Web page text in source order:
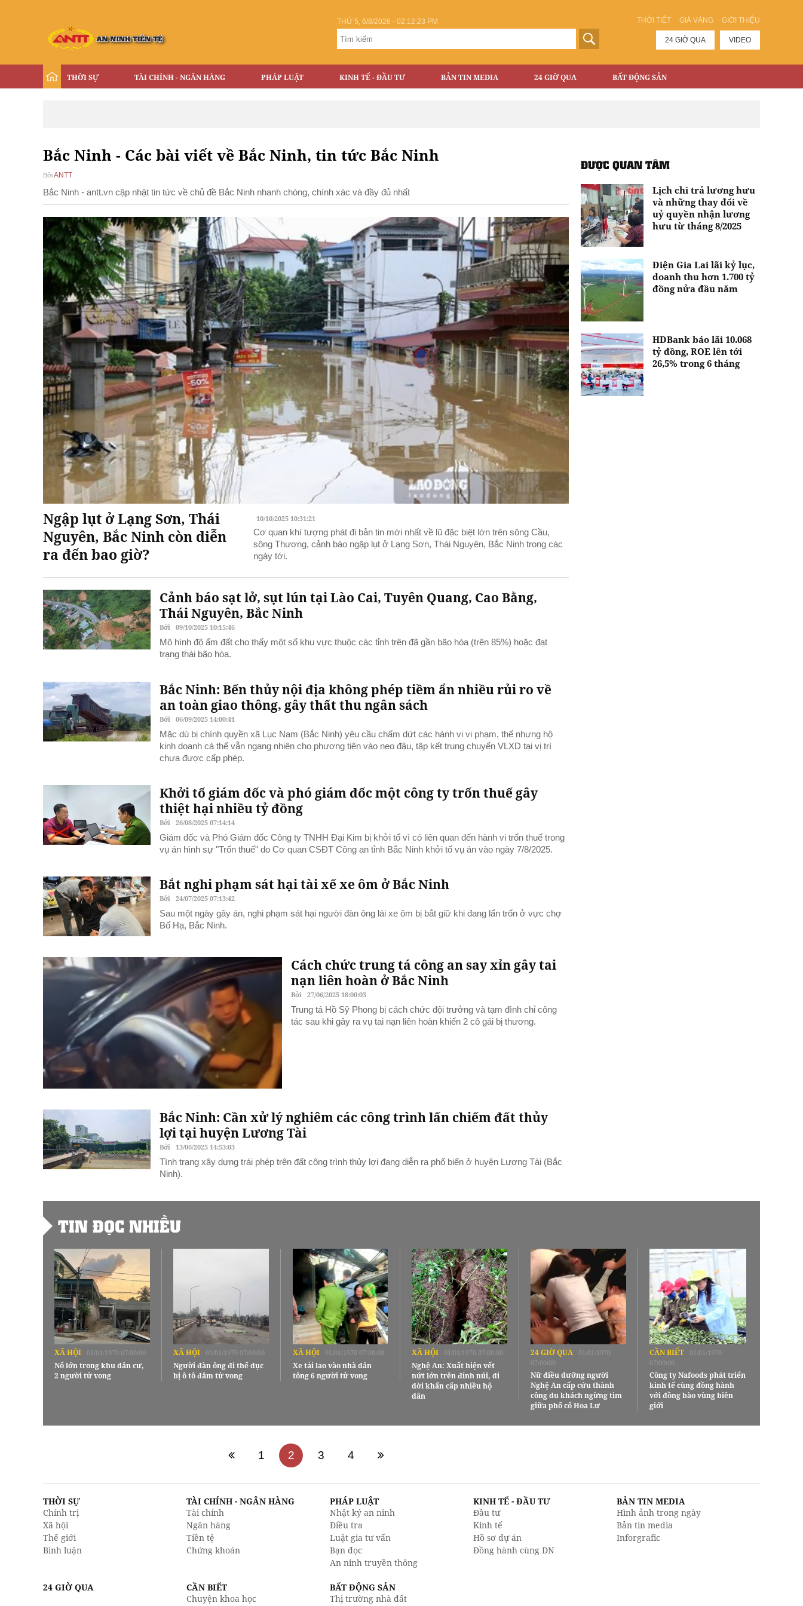
THỜI TIẾT GIÁ VÀNG GIỚI THIỆU
THỨ 5, 6/8/2026 - 02:12:24 PM
24 GIỜ QUA VIDEO
THỜI SỰ TÀI CHÍNH - NGÂN HÀNG PHÁP LUẬT KINH TẾ - ĐẦU TƯ BẢN TIN MEDIA 24 GIỜ QUA BẤT ĐỘNG SẢN
Bắc Ninh - Các bài viết về Bắc Ninh, tin tức Bắc Ninh
BởiANTT
Bắc Ninh - antt.vn cập nhật tin tức về chủ đề Bắc Ninh nhanh chóng, chính xác và đầy đủ nhất
Ngập lụt ở Lạng Sơn, Thái
Nguyên, Bắc Ninh còn diễn
ra đến bao giờ?
10/10/2025 10:31:21
Cơ quan khí tượng phát đi bản tin mới nhất về lũ đặc biệt lớn trên sông Cầu,
sông Thương, cảnh báo ngập lụt ở Lạng Sơn, Thái Nguyên, Bắc Ninh trong các
ngày tới.
Cảnh báo sạt lở, sụt lún tại Lào Cai, Tuyên Quang, Cao Bằng,
Thái Nguyên, Bắc Ninh
Bởi 09/10/2025 10:15:46
Mô hình độ ẩm đất cho thấy một số khu vực thuộc các tỉnh trên đã gần bão hòa (trên 85%) hoặc đạt
trạng thái bão hòa.
Bắc Ninh: Bến thủy nội địa không phép tiềm ẩn nhiều rủi ro về
an toàn giao thông, gây thất thu ngân sách
Bởi 06/09/2025 14:00:41
Mặc dù bị chính quyền xã Lục Nam (Bắc Ninh) yêu cầu chấm dứt các hành vi vi phạm, thế nhưng hộ
kinh doanh cá thể vẫn ngang nhiên cho phương tiện vào neo đậu, tập kết trung chuyển VLXD tại vị trí
chưa được cấp phép.
Khởi tố giám đốc và phó giám đốc một công ty trốn thuế gây
thiệt hại nhiều tỷ đồng
Bởi 26/08/2025 07:14:14
Giám đốc và Phó Giám đốc Công ty TNHH Đại Kim bị khởi tố vì có liên quan đến hành vi trốn thuế trong
vụ án hình sự "Trốn thuế" do Cơ quan CSĐT Công an tỉnh Bắc Ninh khởi tố vụ án vào ngày 7/8/2025.
Bắt nghi phạm sát hại tài xế xe ôm ở Bắc Ninh
Bởi 24/07/2025 07:13:42
Sau một ngày gây án, nghi phạm sát hại người đàn ông lái xe ôm bị bắt giữ khi đang lẩn trốn ở vực chợ
Bố Hạ, Bắc Ninh.
Cách chức trung tá công an say xỉn gây tai
nạn liên hoàn ở Bắc Ninh
Bởi 27/06/2025 18:00:03
Trung tá Hồ Sỹ Phong bị cách chức đội trưởng và tạm đình chỉ công
tác sau khi gây ra vụ tai nạn liên hoàn khiến 2 cô gái bị thương.
Bắc Ninh: Cần xử lý nghiêm các công trình lấn chiếm đất thủy
lợi tại huyện Lương Tài
Bởi 13/06/2025 14:53:03
Tình trạng xây dựng trái phép trên đất công trình thủy lợi đang diễn ra phổ biến ở huyện Lương Tài (Bắc
Ninh).
ĐƯỢC QUAN TÂM
Lịch chi trả lương hưu
và những thay đổi về
uỷ quyền nhận lương
hưu từ tháng 8/2025
Điện Gia Lai lãi kỷ lục,
doanh thu hơn 1.700 tỷ
đồng nửa đầu năm
HDBank báo lãi 10.068
tỷ đồng, ROE lên tới
26,5% trong 6 tháng
TIN ĐỌC NHIỀU
XÃ HỘI 01/01/1970 07:00:00
Nổ lớn trong khu dân cư,
2 người tử vong
XÃ HỘI 01/01/1970 07:00:00
Người đàn ông đi thể dục
bị ô tô đâm tử vong
XÃ HỘI 01/01/1970 07:00:00
Xe tải lao vào nhà dân
tông 6 người tử vong
XÃ HỘI 01/01/1970 07:00:00
Nghệ An: Xuất hiện vết
nứt lớn trên đỉnh núi, di
dời khẩn cấp nhiều hộ
dân
24 GIỜ QUA
01/01/1970
07:00:00
Nữ điều dưỡng người
Nghệ An cấp cứu thành
công du khách ngừng tim
giữa phố cổ Hoa Lư
CẦN BIẾT
01/01/1970
07:00:00
Công ty Nafoods phát triển
kinh tế cùng đồng hành
với đồng bào vùng biên
giới
1 2 3 4
THỜI SỰ
Chính trị
Xã hội
Thế giới
Bình luận
TÀI CHÍNH - NGÂN HÀNG
Tài chính
Ngân hàng
Tiền tệ
Chứng khoán
PHÁP LUẬT
Nhật ký an ninh
Điều tra
Luật gia tư vấn
Bạn đọc
An ninh truyền thông
KINH TẾ - ĐẦU TƯ
Đầu tư
Kinh tế
Hồ sơ dự án
Đồng hành cùng DN
BẢN TIN MEDIA
Hình ảnh trong ngày
Bản tin media
Inforgrafic
24 GIỜ QUA
CẦN BIẾT
Chuyện khoa học
BẤT ĐỘNG SẢN
Thị trường nhà đất